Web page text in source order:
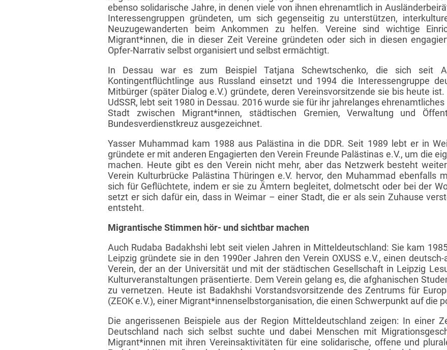
ebenso solidarische Jahre, in denen viele von ihnen ehrenamtlich in
Interessengruppen gründeten, um sich gegenseitig zu unterstützen,
Neuzugewanderten beim Ankommen zu helfen. Vereine sind wichtige
Migrant*innen, die in dieser Zeit Vereine gründeten oder sich in diesen
Opfer-Narrativ selbst organisiert und selbst ermächtigt.
In Dessau war es zum Beispiel Tatjana Schewtschenko, die sich seit
Kontingentflüchtlinge aus Russland einsetzt und 1994 die Interessengruppe
Mitbürger (später Dialog e.V.) gründete, deren Vereinsvorsitzende sie bis heute
UdSSR, lebt seit 1980 in Dessau. 2016 wurde sie für ihr jahrelanges
Stadt zwischen Migrant*innen, städtischen Gremien, Verwaltung und
Bundesverdienstkreuz ausgezeichnet.
Yasser Muhammad kam 1988 aus Palästina in die DDR. Seit 1989 lebt er in
gründete er mit anderen Engagierten den Verein Freunde Palästinas e.V., um die
machen. Heute gibt es den Verein nicht mehr, aber das Netzwerk besteht
Verein Kulturbrücke Palästina Thüringen e.V. hervor, den Muhammad ebenfalls
sich für Geflüchtete, indem er sie zu Ämtern begleitet, dolmetscht oder bei der
setzt er sich dafür ein, dass in Weimar – einer Stadt, die er als sein Zuhause
entsteht.
Migrantische Stimmen hör- und sichtbar machen
Auch Rudaba Badakhshi lebt seit vielen Jahren in Mitteldeutschland: Sie kam
Leipzig gründete sie in den 1990er Jahren den Verein ­OXUSS e.V., einen
Verein, der an der Universität und mit der städtischen Gesellschaft in Leipzig
Kulturveranstaltungen präsentierte. Dem Verein gelang es, die afghanischen
zu vernetzen. Heute ist Badakhshi Vorstandsvorsitzende des Zentrums für
(ZEOK e.V.), einer Migrant*innenselbstorganisation, die einen Schwerpunkt auf die
Die angerissenen Beispiele aus der Region Mitteldeutschland zeigen: In einer
Deutschland nach sich selbst suchte und dabei Menschen mit
Migrant*innen mit ihren Vereinsaktivitäten für eine solidarische, offene und